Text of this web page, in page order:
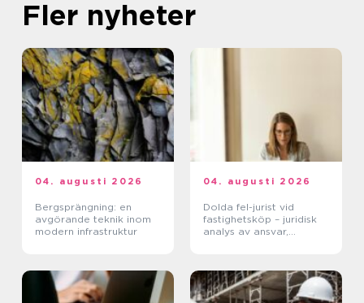
Fler nyheter
04. augusti 2026
Bergsprängning: en
avgörande teknik inom
modern infrastruktur
04. augusti 2026
Dolda fel-jurist vid
fastighetsköp – juridisk
analys av ansvar,